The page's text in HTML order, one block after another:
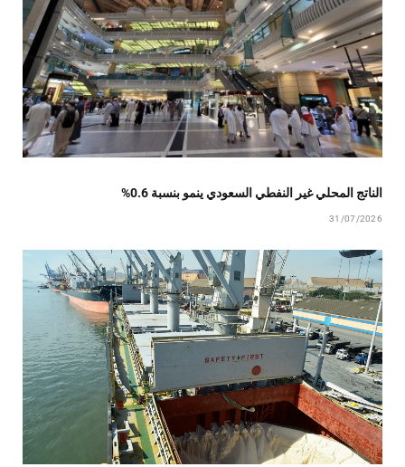
الناتج المحلي غير النفطي السعودي ينمو بنسبة 0.6%
31/07/2026